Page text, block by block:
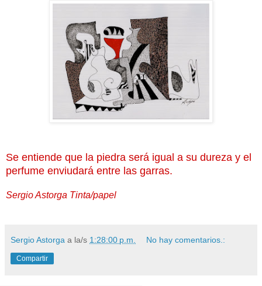
Se entiende que la piedra será igual a su dureza y el
perfume enviudará entre las garras.
Sergio Astorga Tinta/papel
Sergio Astorga a la/s 1:28:00 p.m. No hay comentarios.:
Compartir